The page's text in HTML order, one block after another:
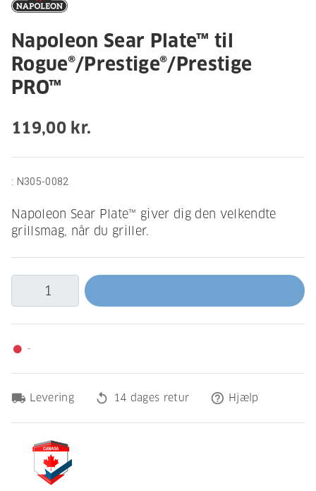
Napoleon Sear Plate™ til
Rogue®/Prestige®/Prestige
PRO™
119,00 kr.
: N305-0082
Napoleon Sear Plate™ giver dig den velkendte
grillsmag, når du griller.
fiber_manual_record -
local_shipping Levering replay 14 dages retur help_outline Hjælp